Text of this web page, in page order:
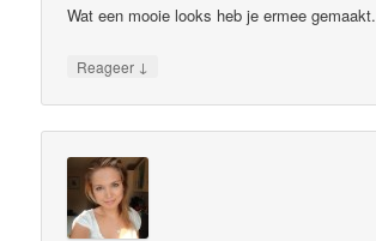
Wat een mooie looks heb je ermee gemaakt.
Reageer ↓